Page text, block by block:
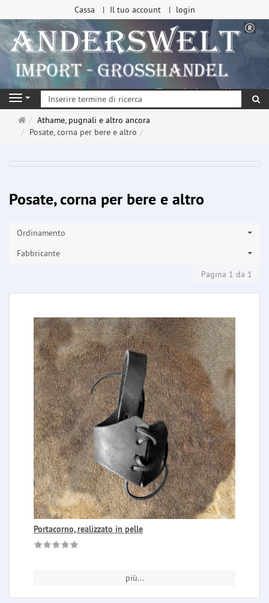
Cassa Il tuo account login
Navigation
Pagina
principale
Athame, pugnali e altro ancora
Posate, corna per bere e altro
Posate, corna per bere e altro
Ordinamento
Fabbricante
Pagina 1 da 1
Portacorno, realizzato in pelle
più...